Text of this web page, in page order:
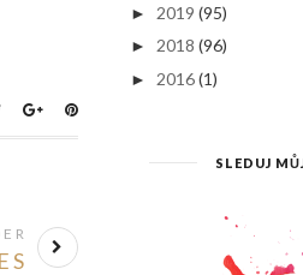
► 2019 (95)
► 2018 (96)
► 2016 (1)
SLEDUJ